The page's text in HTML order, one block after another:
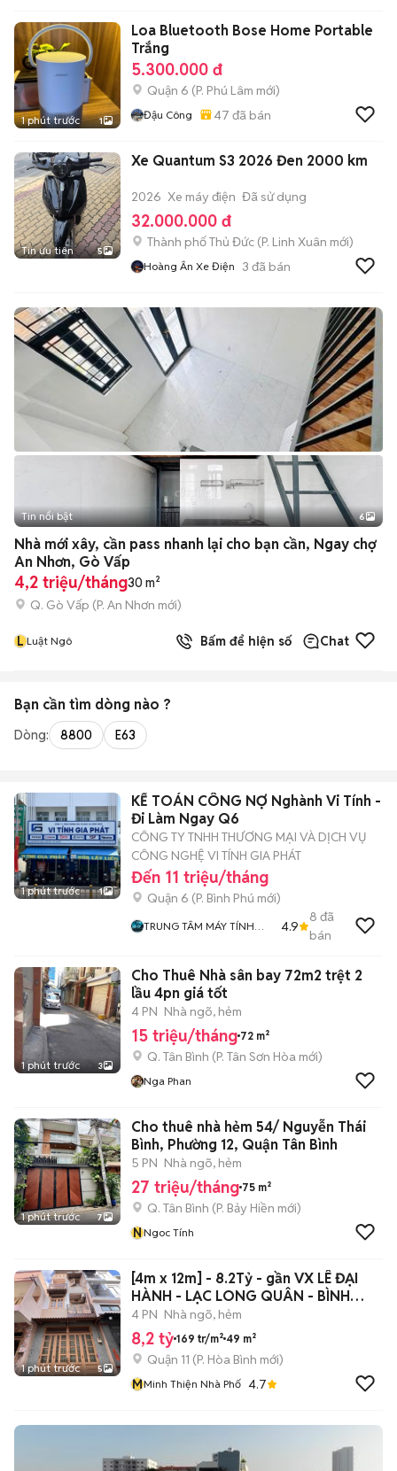
1 phút trước 1
Loa Bluetooth Bose Home Portable
Trắng
5.300.000 đ
Quận 6 (P. Phú Lâm mới)
Đậu Công 47 đã bán
Tin ưu tiên 5
Xe Quantum S3 2026 Đen 2000 km
2026 Xe máy điện Đã sử dụng
32.000.000 đ
Thành phố Thủ Đức (P. Linh Xuân mới)
Hoàng Ân Xe Điện 3 đã bán
+2
Tin nổi bật 6
Nhà mới xây, cần pass nhanh lại cho bạn cần, Ngay chợ
An Nhơn, Gò Vấp
4,2 triệu/tháng30 m²
Q. Gò Vấp (P. An Nhơn mới)
L Luật Ngô Bấm để hiện số Chat
Bạn cần tìm dòng nào ?
Dòng: 8800 E63
1 phút trước 1
KẾ TOÁN CÔNG NỢ Nghành Vi Tính -
Đi Làm Ngay Q6
CÔNG TY TNHH THƯƠNG MẠI VÀ DỊCH VỤ
CÔNG NGHỆ VI TÍNH GIA PHÁT
Đến 11 triệu/tháng
Quận 6 (P. Bình Phú mới)
TRUNG TÂM MÁY TÍNH
4.9
8 đã
bán
1 phút trước 3
Cho Thuê Nhà sân bay 72m2 trệt 2
lầu 4pn giá tốt
4 PN Nhà ngõ, hẻm
15 triệu/tháng 72 m²
Q. Tân Bình (P. Tân Sơn Hòa mới)
Nga Phan
1 phút trước 7
Cho thuê nhà hẻm 54/ Nguyễn Thái
Bình, Phường 12, Quận Tân Bình
5 PN Nhà ngõ, hẻm
27 triệu/tháng 75 m²
Q. Tân Bình (P. Bảy Hiền mới)
NNgoc Tính
1 phút trước 5
[4m x 12m] - 8.2Tỷ - gần VX LÊ ĐẠI
HÀNH - LẠC LONG QUÂN - BÌNH
THỚI
4 PN Nhà ngõ, hẻm
8,2 tỷ 169 tr/m² 49 m²
Quận 11 (P. Hòa Bình mới)
MMinh Thiện Nhà Phố 4.7